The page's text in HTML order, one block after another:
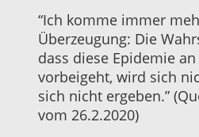
“Ich komme immer
Überzeugung: Die
dass diese Epidemie
vorbeigeht, wird sich
sich nicht ergeben.”
vom 26.2.2020)